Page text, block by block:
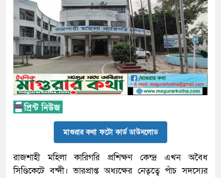
মাগুরার কথা ফটো কার্ড ডাউনলোড
রাজশাহী মহিলা কারিগরি প্রশিক্ষণ কেন্দ্র এখন অবৈধ
সিণ্ডিকেটে বন্দী। ভারপ্রাপ্ত অধ্যক্ষের নেতৃত্বে পাঁচ সদস্যের